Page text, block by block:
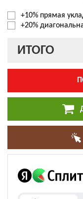
+10% прямая
+20%
ИТОГО